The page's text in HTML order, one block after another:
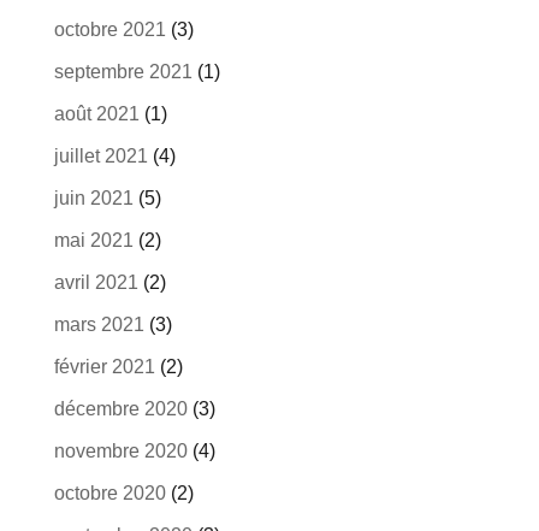
octobre 2021 (3)
septembre 2021 (1)
août 2021 (1)
juillet 2021 (4)
juin 2021 (5)
mai 2021 (2)
avril 2021 (2)
mars 2021 (3)
février 2021 (2)
décembre 2020(3)
novembre 2020(4)
octobre 2020(2)